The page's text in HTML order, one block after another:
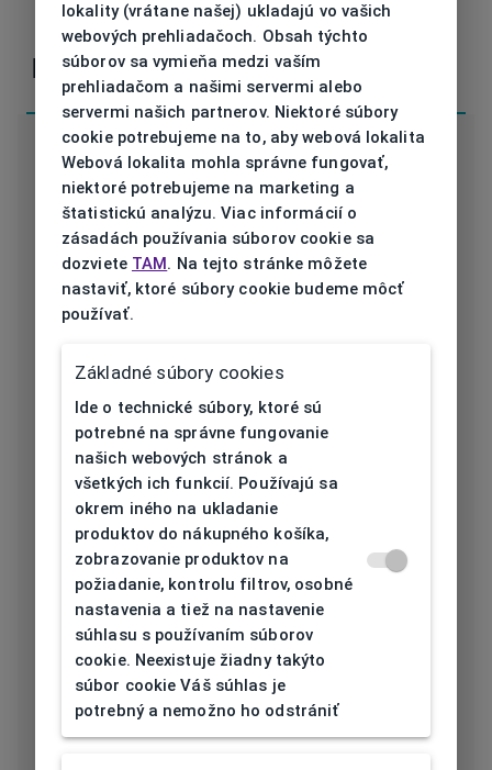
V prípade nejasností alebo otázok nás
Parametre
Značka KREUZBERGKINDER
Druh rámu
Určenie Unisex
Typ rámu Celoobruba
Materiál rámu Acetát
Farba rámu Modrá
Tvar rámu Štvorcový
Šírka očnice
[mm]
51
18
lokality (vrátane našej) ukladajú vo vašich
webových prehliadačoch. Obsah týchto
súborov sa vymieňa medzi vaším
prehliadačom a našimi servermi alebo
servermi našich partnerov. Niektoré súbory
cookie potrebujeme na to, aby webová lokalita
Webová lokalita mohla správne fungovať,
niektoré potrebujeme na marketing a
štatistickú analýzu. Viac informácií o
zásadách používania súborov cookie sa
dozviete TAM. Na tejto stránke môžete
nastaviť, ktoré súbory cookie budeme môcť
používať.
Základné súbory cookies
Ide o technické súbory, ktoré sú
potrebné na správne fungovanie
našich webových stránok a
všetkých ich funkcií. Používajú sa
okrem iného na ukladanie
produktov do nákupného košíka,
zobrazovanie produktov na
požiadanie, kontrolu filtrov, osobné
nastavenia a tiež na nastavenie
súhlasu s používaním súborov
cookie. Neexistuje žiadny takýto
súbor cookie Váš súhlas je
potrebný a nemožno ho odstrániť